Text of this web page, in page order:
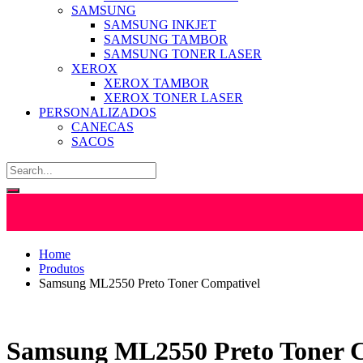
SAMSUNG
SAMSUNG INKJET
SAMSUNG TAMBOR
SAMSUNG TONER LASER
XEROX
XEROX TAMBOR
XEROX TONER LASER
PERSONALIZADOS
CANECAS
SACOS
Home
Produtos
Samsung ML2550 Preto Toner Compativel
Samsung ML2550 Preto Toner